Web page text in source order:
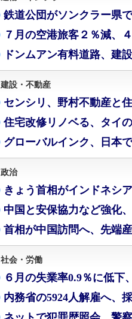
鉄道公団がソンクラー県
７月の空港旅客２％減、
ドンムアン有料道路、建
建設・不動産
センシリ、野村不動産と
住宅改修リノベる、タイ
グローバルインク、日本
政治
きょう首相がインドネシ
中国と安保協力など強化
首相が中国訪問へ、先端
社会・労働
６月の失業率0.9％に低下
内務省の5924人解雇へ、